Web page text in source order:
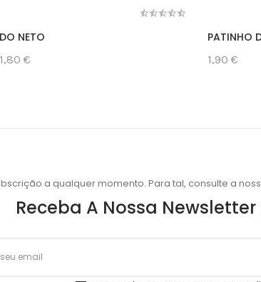
DO NETO
1,80 €
PATINHO
1,90 €
a qualquer momento. Para tal, consulte a
Receba A Nossa Newsletter